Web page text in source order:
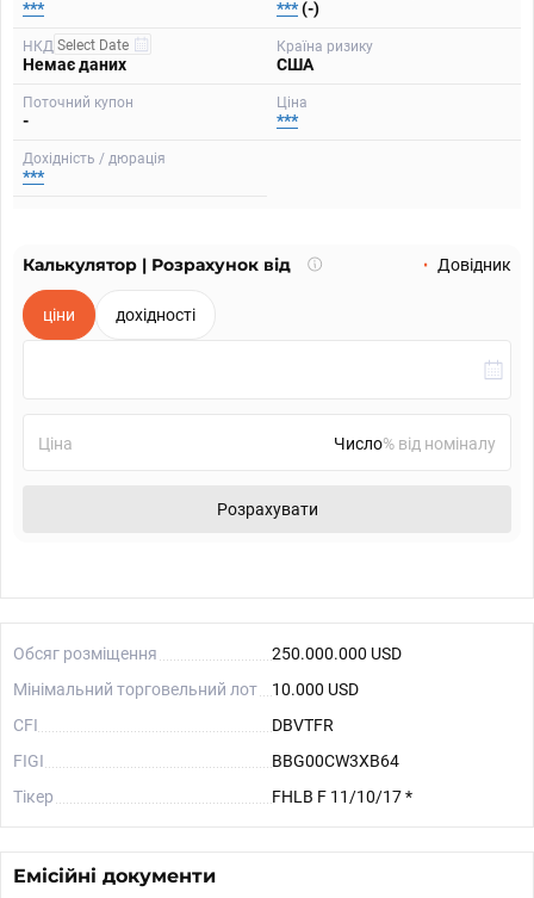
*** ***(-)
НКД
Немає даних
Країна ризику
США
Поточний купон
-
Ціна
***
Дохідність / дюрація
***
Калькулятор | Розрахунок від
Що
Довідник
ціни дохідності
Ціна % від номіналу
Розрахувати
Обсяг розміщення
250.000.000 USD
Мінімальний торговельний лот
10.000 USD
CFI
DBVTFR
FIGI
BBG00CW3XB64
Тікер
FHLB F 11/10/17 *
Емісійні документи